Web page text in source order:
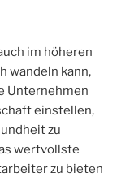
im höheren
wandeln kann,
Unternehmen
einstellen,
zu
wertvollste
zu bieten